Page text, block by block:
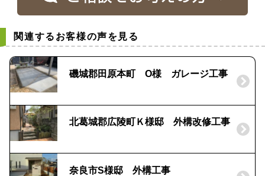
関連するお客様の声を見る
磯城郡田原本町 O様 ガレージ工事
北葛城郡広陵町Ｋ様邸 外構改修工事
奈良市S様邸 外構工事